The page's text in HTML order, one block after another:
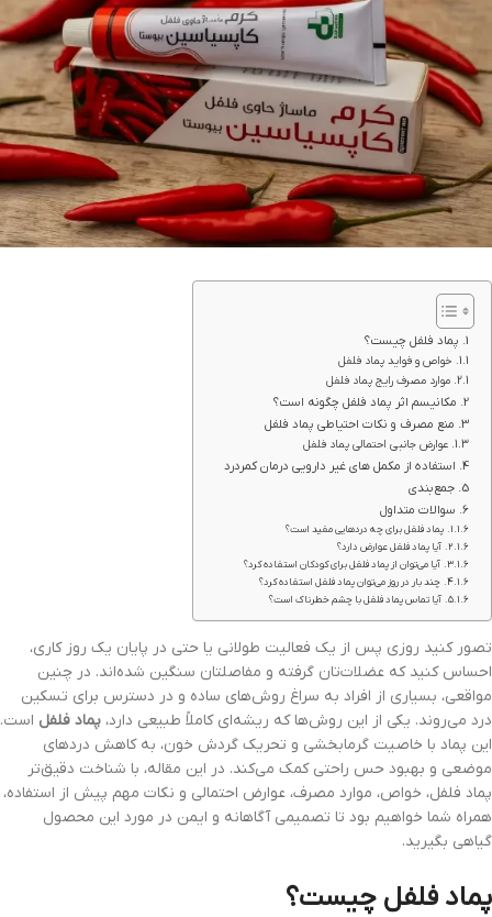
پماد فلفل چیست؟
خواص و فواید پماد فلفل
موارد مصرف رایج پماد فلفل
مکانیسم اثر پماد فلفل چگونه است؟
منع مصرف و نکات احتیاطی پماد فلفل
عوارض جانبی احتمالی پماد فلفل
استفاده از مکمل های غیر دارویی درمان کمردرد
جمع‌بندی
سوالات متداول
پماد فلفل برای چه دردهایی مفید است؟
آیا پماد فلفل عوارض دارد؟
آیا می‌توان از پماد فلفل برای کودکان استفاده کرد؟
چند بار در روز می‌توان پماد فلفل استفاده کرد؟
آیا تماس پماد فلفل با چشم خطرناک است؟
تصور کنید روزی پس از یک فعالیت طولانی یا حتی در پایان یک روز کاری،
احساس کنید که عضلات‌تان گرفته و مفاصلتان سنگین شده‌اند. در چنین
مواقعی، بسیاری از افراد به سراغ روش‌های ساده و در دسترس برای تسکین
درد می‌روند. یکی از این روش‌ها که ریشه‌ای کاملاً طبیعی دارد، پماد فلفل است.
این پماد با خاصیت گرمابخشی و تحریک گردش خون، به کاهش دردهای
موضعی و بهبود حس راحتی کمک می‌کند. در این مقاله، با شناخت دقیق‌تر
پماد فلفل، خواص، موارد مصرف، عوارض احتمالی و نکات مهم پیش از استفاده،
همراه شما خواهیم بود تا تصمیمی آگاهانه و ایمن در مورد این محصول
گیاهی بگیرید.
پماد فلفل چیست؟